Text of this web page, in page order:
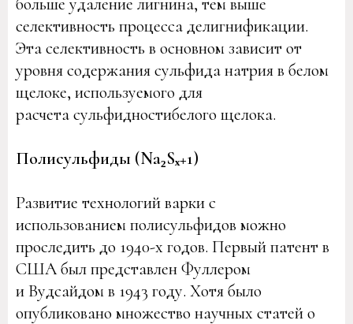
селективность процесса делигнификации.
Эта селективность в основном зависит от
уровня содержания сульфида натрия в белом
щелоке, используемого для
расчета сульфидностибелого щелока.
Полисульфиды (Na₂Sₓ+1)
Развитие технологий варки с
использованием полисульфидов можно
проследить до 1940-х годов. Первый патент в
США был представлен Фуллером
и Вудсайдом в 1943 году. Хотя было
опубликовано множество научных статей о